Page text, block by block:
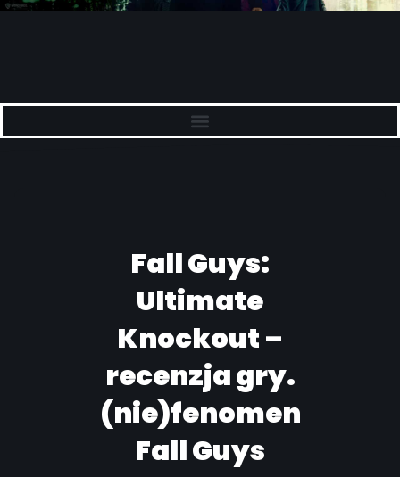
Fall Guys:
Ultimate
Knockout –
recenzja gry.
(nie)fenomen
Fall Guys